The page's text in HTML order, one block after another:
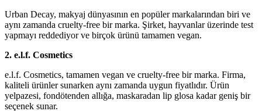
Urban Decay, makyaj dünyasının en popüler markalarından biri ve
aynı zamanda cruelty-free bir marka. Şirket, hayvanlar üzerinde test
yapmayı reddediyor ve birçok ürünü tamamen vegan.
2. e.l.f. Cosmetics
e.l.f. Cosmetics, tamamen vegan ve cruelty-free bir marka. Firma,
kaliteli ürünler sunarken aynı zamanda uygun fiyatlıdır. Ürün
yelpazesi, fondötenden allığa, maskaradan lip glosa kadar geniş bir
seçenek sunar.